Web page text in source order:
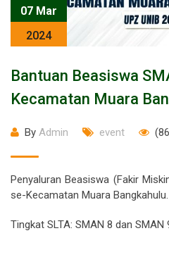
07 Mar
2024
Bantuan Beasiswa
Kecamatan Muara
By Admin event
Penyaluran Beasiswa (Fakir
se-Kecamatan Muara Bangkahulu.
Tingkat SLTA: SMAN 8 dan SMAN